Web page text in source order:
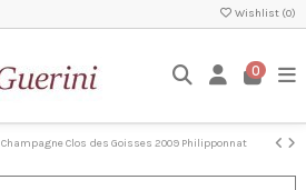
Wishlist (0)
0
Champagne Clos des Goisses 2009 Philipponnat